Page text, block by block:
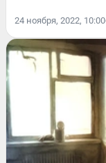
24 ноября, 2022, 10:00